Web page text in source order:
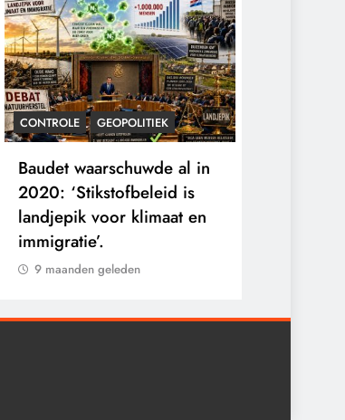
CONTROLE GEOPOLITIEK
Baudet waarschuwde al in
2020: ‘Stikstofbeleid is
landjepik voor klimaat en
immigratie’.
9 maanden geleden